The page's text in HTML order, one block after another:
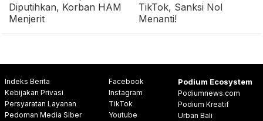
Diputihkan, Korban HAM
Menjerit
TikTok, Sanksi Nol
Menanti!
Indeks Berita
Kebijakan Privasi
Persyaratan Layanan
Pedoman Media Siber
Facebook
Instagram
TikTok
Youtube
Podium Ecosystem
Podiumnews.com
Podium Kreatif
Urban Bali